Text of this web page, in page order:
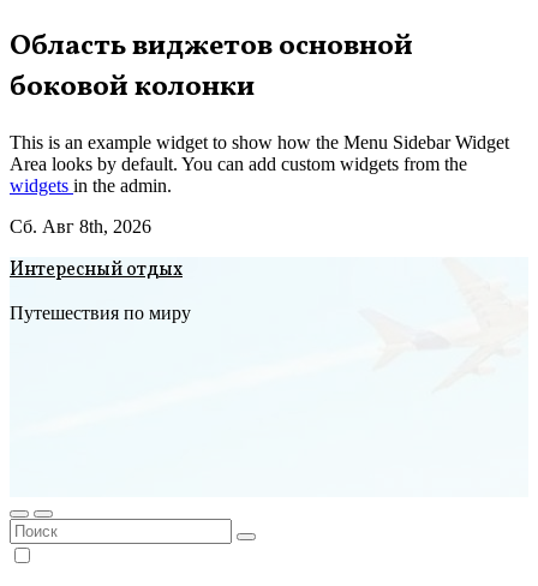
Перейти
к
содержимому
Область виджетов основной
боковой колонки
This is an example widget to show how the Menu Sidebar Widget
Area looks by default. You can add custom widgets from the
widgets in the admin.
Сб. Авг 8th, 2026
Интересный отдых
Путешествия по миру